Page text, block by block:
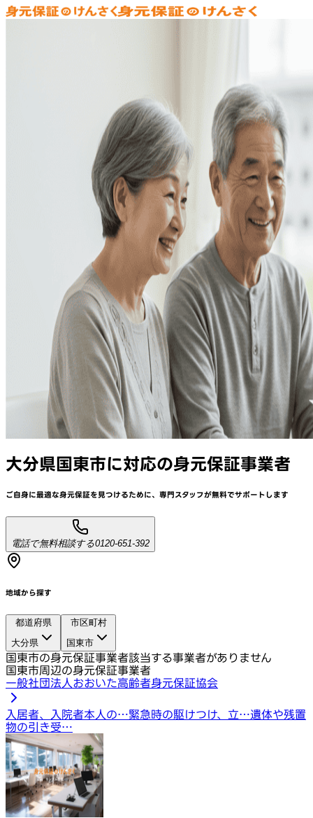
大分県国東市に対応の身元保証事業者
ご自身に最適な身元保証を見つけるために、 専門スタッフが無料でサポートします
電話で無料相談する0120-651-392
地域から探す
都道府県
大分県
市区町村
国東市
国東市の身元保証事業者該当する事業者がありません
国東市周辺の身元保証事業者
一般社団法人おおいた高齢者身元保証協会
入居者、入院者本人の…緊急時の駆けつけ、立…遺体や残置
物の引き受…